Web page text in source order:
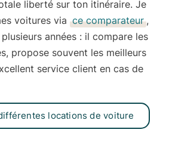
liberté sur ton itinéraire. Je
voitures via ce comparateur ,
années : il compare les
propose souvent les meilleurs
service client en cas de
locations de voiture